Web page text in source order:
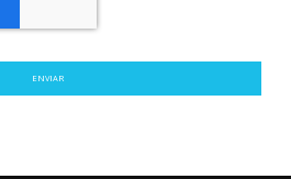
ENVIAR